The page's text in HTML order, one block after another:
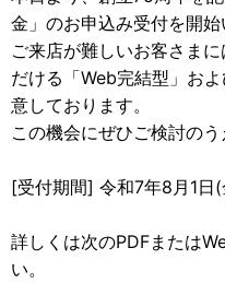
金」のお申込み受付を開始
ご来店が難しいお客さま
だける「Web完結型」お
意しております。
この機会にぜひご検討のう
[受付期間] 令和7年8月1日
詳しくは次のPDFまたは
い。